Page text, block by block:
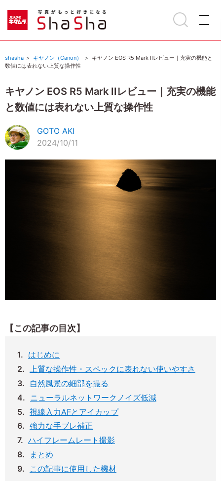
shasha キヤノン（Canon）
キヤノン EOS R5 Mark IIレビュー｜充実の機能と
数値には表れない上質な操作性
キヤノン EOS R5 Mark IIレビュー｜充実の機能
と数値には表れない上質な操作性
GOTO AKI
2024/10/11
【この記事の目次】
はじめに
上質な操作性・スペックに表れない使いやすさ
自然風景の細部を撮る
ニューラルネットワークノイズ低減
視線入力AFとアイカップ
強力な手ブレ補正
ハイフレームレート撮影
まとめ
この記事に使用した機材